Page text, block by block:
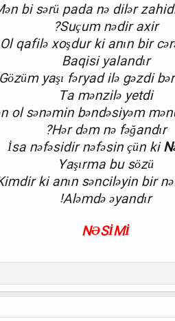
bi sərü pada nə dilər
Suçum nədir axir?
Ol qafilə xoşdur ki anın bir
Baqisi yalandır
yaşı fəryad ilə gəzdi
Ta mənzilə yetdi
ol sənəmin bəndəsiyəm
Hər dəm nə fəğandır?
İsa nəfəsidir nəfəsin çün ki
Yaşırma bu sözü
ki anın sənciləyin bir
Aləmdə əyandır!
NƏSİMİ